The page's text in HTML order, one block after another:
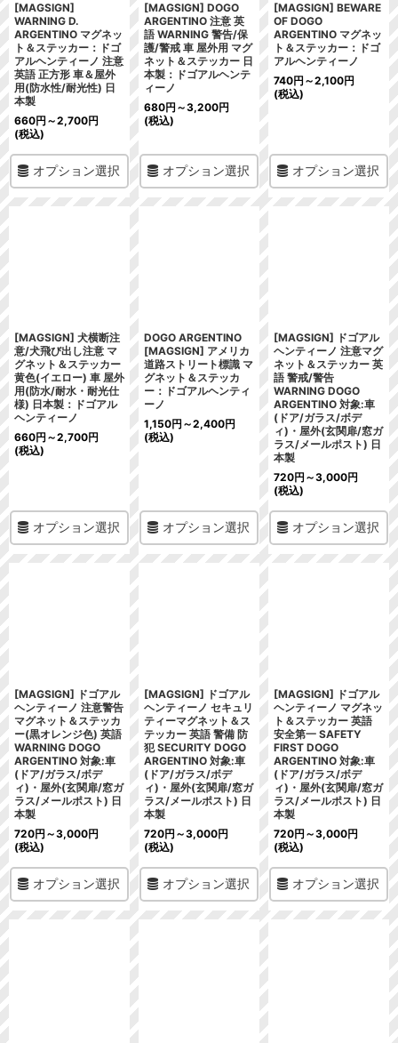
[MAGSIGN]
WARNING D.
ARGENTINO マグネッ
ト＆ステッカー：ドゴ
アルヘンティーノ 注意
英語 正方形 車＆屋外
用(防水性/耐光性) 日
本製
660円 ～2,700円
(税込)
オプション選択
[MAGSIGN] DOGO
ARGENTINO 注意 英
語 WARNING 警告/保
護/警戒 車 屋外用 マグ
ネット＆ステッカー 日
本製：ドゴアルヘンテ
ィーノ
680円 ～3,200円
(税込)
オプション選択
[MAGSIGN] BEWARE
OF DOGO
ARGENTINO マグネッ
ト＆ステッカー：ドゴ
アルヘンティーノ
740円 ～2,100円
(税込)
オプション選択
[MAGSIGN] 犬横断注
意/犬飛び出し注意 マ
グネット＆ステッカー
黄色(イエロー) 車 屋外
用(防水/耐水・耐光仕
様) 日本製：ドゴアル
ヘンティーノ
660円 ～2,700円
(税込)
オプション選択
DOGO ARGENTINO
[MAGSIGN] アメリカ
道路ストリート標識 マ
グネット＆ステッカ
ー：ドゴアルヘンティ
ーノ
1,150円 ～2,400円
(税込)
オプション選択
[MAGSIGN] ドゴアル
ヘンティーノ 注意マグ
ネット＆ステッカー 英
語 警戒/警告
WARNING DOGO
ARGENTINO 対象:車
(ドア/ガラス/ボデ
ィ)・屋外(玄関扉/窓ガ
ラス/メールポスト) 日
本製
720円 ～3,000円
(税込)
オプション選択
[MAGSIGN] ドゴアル
ヘンティーノ 注意警告
マグネット＆ステッカ
ー(黒オレンジ色) 英語
WARNING DOGO
ARGENTINO 対象:車
(ドア/ガラス/ボデ
ィ)・屋外(玄関扉/窓ガ
ラス/メールポスト) 日
本製
720円 ～3,000円
(税込)
オプション選択
[MAGSIGN] ドゴアル
ヘンティーノ セキュリ
ティーマグネット＆ス
テッカー 英語 警備 防
犯 SECURITY DOGO
ARGENTINO 対象:車
(ドア/ガラス/ボデ
ィ)・屋外(玄関扉/窓ガ
ラス/メールポスト) 日
本製
720円 ～3,000円
(税込)
オプション選択
[MAGSIGN] ドゴアル
ヘンティーノ マグネッ
ト＆ステッカー 英語
安全第一 SAFETY
FIRST DOGO
ARGENTINO 対象:車
(ドア/ガラス/ボデ
ィ)・屋外(玄関扉/窓ガ
ラス/メールポスト) 日
本製
720円 ～3,000円
(税込)
オプション選択